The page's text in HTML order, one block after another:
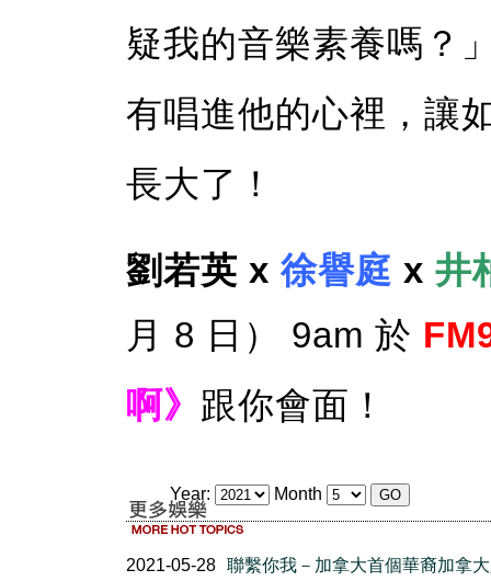
疑我的音樂素養嗎？
有唱進他的心裡，讓
長大了！
劉若英 x徐譽庭 x 井
月 8 日） 9am 於
啊》 跟你會面！
Year: Month
2021-05-28 聯繫你我－加拿大首個華裔加拿